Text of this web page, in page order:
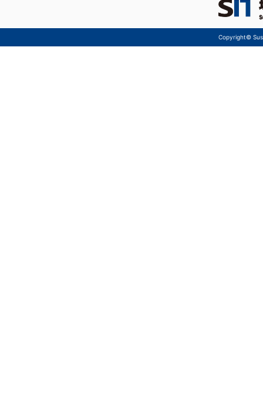
Copyright©